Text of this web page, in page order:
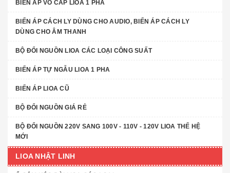
BIẾN ÁP VÔ CẤP LIOA 1 PHA
BIẾN ÁP CÁCH LY DÙNG CHO AUDIO, BIẾN ÁP CÁCH LY
DÙNG CHO ÂM THANH
BỘ ĐỔI NGUỒN LIOA CÁC LOẠI CÔNG SUẤT
BIẾN ÁP TỰ NGẪU LIOA 1 PHA
BIẾN ÁP LIOA CŨ
BỘ ĐỔI NGUỒN GIÁ RẺ
BỘ ĐỔI NGUỒN 220V SANG 100V - 110V - 120V LIOA THẾ HỆ
MỚI
LIOA NHẬT LINH